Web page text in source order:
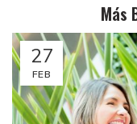
Más
27
FEB